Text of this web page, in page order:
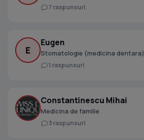
7 raspunsuri
E
Eugen
Stomatologie (medicina dentara)
1 raspunsuri
Constantinescu Mihai
Medicina de familie
3 raspunsuri